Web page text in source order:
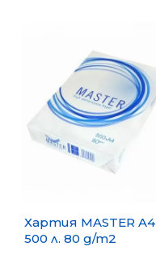
Хартия MASTER A4
500 л. 80 g/m2